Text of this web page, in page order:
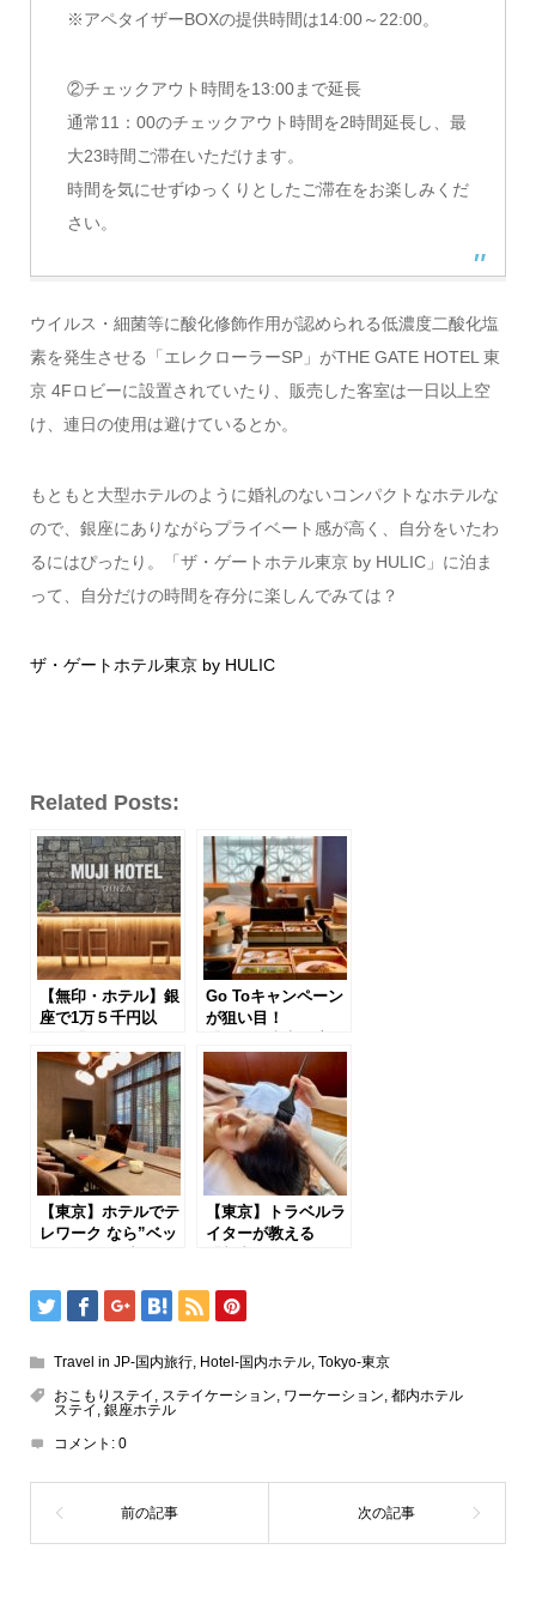
※アペタイザーBOXの提供時間は14:00～22:00。
②チェックアウト時間を13:00まで延長
通常11：00のチェックアウト時間を2時間延長し、最
大23時間ご滞在いただけます。
時間を気にせずゆっくりとしたご滞在をお楽しみくだ
さい。
ウイルス・細菌等に酸化修飾作用が認められる低濃度二酸化塩
素を発生させる「エレクローラーSP」がTHE GATE HOTEL 東
京 4Fロビーに設置されていたり、販売した客室は一日以上空
け、連日の使用は避けているとか。
もともと大型ホテルのように婚礼のないコンパクトなホテルな
ので、銀座にありながらプライベート感が高く、自分をいたわ
るにはぴったり。「ザ・ゲートホテル東京 by HULIC」に泊ま
って、自分だけの時間を存分に楽しんでみては？
ザ・ゲートホテル東京 by HULIC
Related Posts:
【無印・ホテル】銀
座で1万５千円以
GINZA」魅力5つ
【2020年加筆】
Go Toキャンペーン
が狙い目！
記【2020年9月最
新】
【東京】ホテルでテ
レワーク なら”ベッ
布十番」
【東京】トラベルラ
イターが教える
Travel in JP-国内旅行, Hotel-国内ホテル, Tokyo-東京
おこもりステイ , ステイケーション, ワーケーション, 都内ホテル
ステイ , 銀座ホテル
コメント: 0